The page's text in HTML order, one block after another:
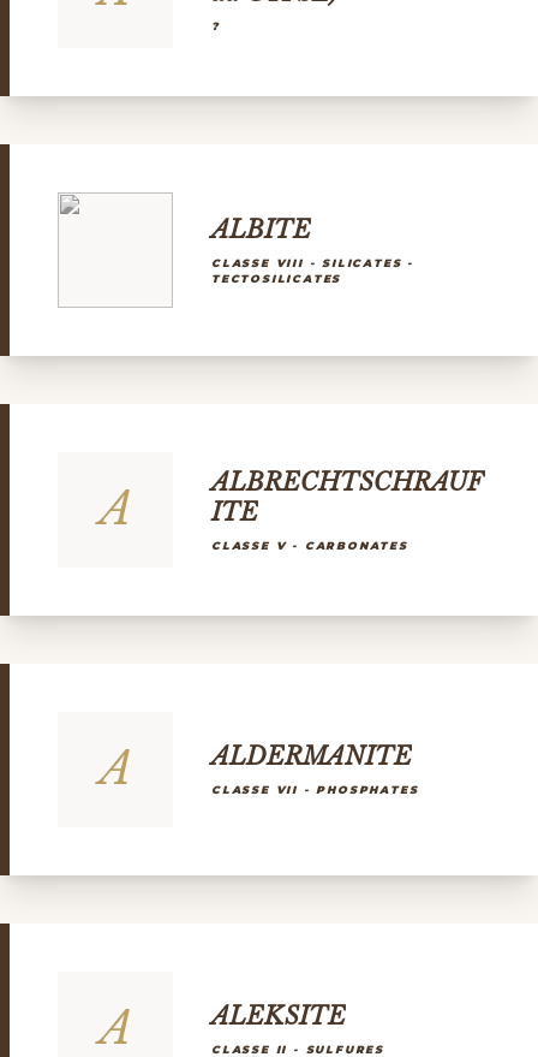
?
ALBITE
CLASSE VIII - SILICATES -
TECTOSILICATES
A
ALBRECHTSCHRAUF
ITE
CLASSE V - CARBONATES
A ALDERMANITE
CLASSE VII - PHOSPHATES
A ALEKSITE
CLASSE II - SULFURES